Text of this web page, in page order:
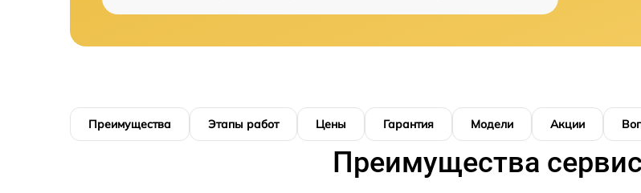
Преимущества Этапы работ Цены Гарантия Модели Акции
Преимущества